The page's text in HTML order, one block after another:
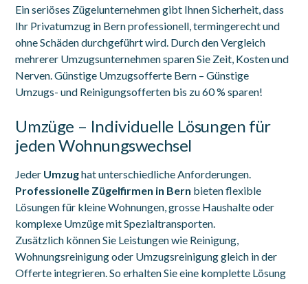
Ein seriöses Zügelunternehmen gibt Ihnen Sicherheit, dass
Ihr Privatumzug in Bern professionell, termingerecht und
ohne Schäden durchgeführt wird. Durch den Vergleich
mehrerer Umzugsunternehmen sparen Sie Zeit, Kosten und
Nerven. Günstige Umzugsofferte Bern – Günstige
Umzugs- und Reinigungsofferten bis zu 60 % sparen!
Umzüge – Individuelle Lösungen für
jeden Wohnungswechsel
Jeder Umzughat unterschiedliche Anforderungen.
Professionelle Zügelfirmen in Bern bieten flexible
Lösungen für kleine Wohnungen, grosse Haushalte oder
komplexe Umzüge mit Spezialtransporten.
Zusätzlich können Sie Leistungen wie Reinigung,
Wohnungsreinigung oder Umzugsreinigung gleich in der
Offerte integrieren. So erhalten Sie eine komplette Lösung